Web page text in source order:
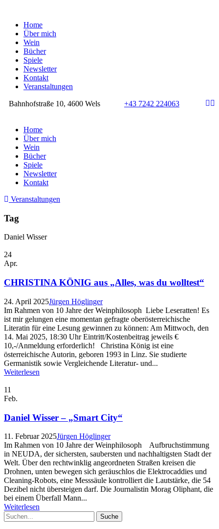
Home
Über mich
Wein
Bücher
Spiele
Newsletter
Kontakt
Veranstaltungen
Bahnhofstraße 10, 4600 Wels +43 7242 224063
Home
Über mich
Wein
Bücher
Spiele
Newsletter
Kontakt
Veranstaltungen
Tag
Daniel Wisser
24
Apr.
CHRISTINA KÖNIG aus „Alles, was du wolltest“
24. April 2025Jürgen Höglinger
Im Rahmen von 10 Jahre der Weinphilosoph Liebe Leseratten! Es
ist mir gelungen eine momentan gefragte oberösterreichische
Literatin für eine Lesung gewinnen zu können: Am Mittwoch, den
14. Mai 2025, 18:30 Uhr Eintritt/Kostenbeitrag jeweils €
10,-/Anmeldung erforderlich! Christina König ist eine
österreichische Autorin, geboren 1993 in Linz. Sie studierte
Germanistik sowie Vergleichende Literatur- und...
Weiterlesen
11
Feb.
Daniel Wisser – „Smart City“
11. Februar 2025Jürgen Höglinger
Im Rahmen von 10 Jahre der Weinphilosoph Aufbruchstimmung
in NEUDA, der sichersten, saubersten und nachhaltigsten Stadt der
Welt. Über den rechtwinklig angeordneten Straßen kreisen die
Drohnen, unten bewegen sich geräuschlos die Elektrocaddies und
Cleaning-Robots, eine Messsäule kontrolliert die Lautstärke, die 54
Dezibel nicht übersteigen darf. Die Journalistin Morag Oliphant, die
bei einem Überfall Mann...
Weiterlesen